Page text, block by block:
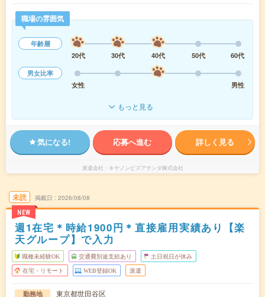
職場の雰囲気
年齢層
20代
30代 40代 50代
60代
男女比率
女性
男性
もっと見る
気になる! 応募へ進む 詳しく見る
派遣会社 キヤノンビズアテンダ株式会社
未読
NEW
掲載日 2026/08/08
週1在宅＊時給1900円＊直接雇用実績あり【楽
天グループ】で入力
職種未経験OK 交通費別途支給あり 土日祝日が休み
在宅・リモート WEB登録OK 派遣
勤務地
東京都世田谷区